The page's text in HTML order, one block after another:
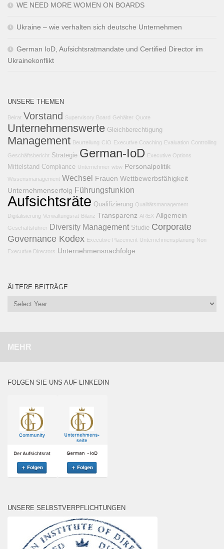
WE NEED MORE WOMEN ON BOARDS
Ukraine – wie verhalten sich deutsche Unternehmen
German IoD, Aufsichtsratmandate und Certified Director im
Ukrainekonflikt
UNSERE THEMEN
Beirat Vorstand Supervisory Board Gehälter Quote
Unternehmenswerte Gleichberechtigung
Management Beurteilung CIO Executive Coaching Evaluation Controlling
Geschäftsbericht Strategie German-IoD Executive Options
Mittelstand Compliance Unternehmer wbw Personalpolitik
Wissensmanagement Wechsel Frauen Wettbewerbsfähigkeit
Unternehmenserfolg Führungsfunkion
Aufsichtsräte Qualifizierung Qualitätsmanagement
Digitalisierung Verwaltungsrat Bilanz Transparenz AREX Allgemein
Geschäftsführer Diversity Management Studie Corporate
Governance Kodex Executive Placement Unternehmensplanung Non
Executive Directors Unternehmensnachfolge
ÄLTERE BEITRÄGE
MEHR
FOLGEN SIE UNS AUF LINKEDIN
UNSERE SELBSTVERPFLICHTUNGEN